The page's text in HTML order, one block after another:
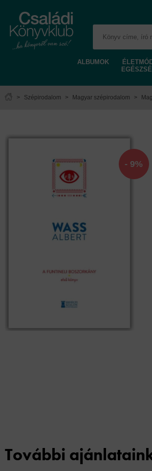
ALBUMOK
> Szépirodalom > Magyar szépirodalom >
- 9%
További